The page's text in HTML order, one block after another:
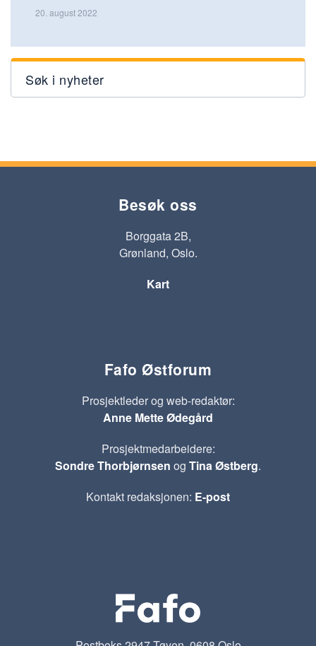
20. august 2022
Søk i nyheter
Besøk oss
Borggata 2B,
Grønland, Oslo.
Kart
Fafo Østforum
Prosjektleder og web-redaktør:
Anne Mette Ødegård
Prosjektmedarbeidere:
Sondre Thorbjørnsen og Tina Østberg.
Kontakt redaksjonen: E-post